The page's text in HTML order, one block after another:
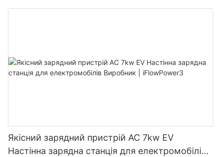
використання OCPP1.6J
Якісний зарядний пристрій AC 7kw EV
Настінна зарядна станція для електромобілів